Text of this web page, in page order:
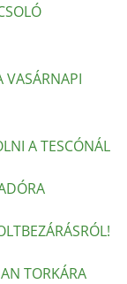
VASÁRNAPI
A TESCÓNÁL
TORKÁRA